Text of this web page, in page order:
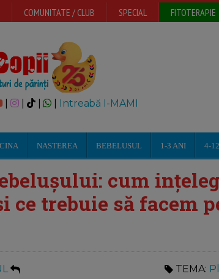
COMUNITATE / CLUB SPECIAL FITOTERAPIE
| | Intreabă I-MAMI
NASTEREA BEBELUSUL 1-3 ANI 4-
cum
ce trebuie să facem
TEMA: